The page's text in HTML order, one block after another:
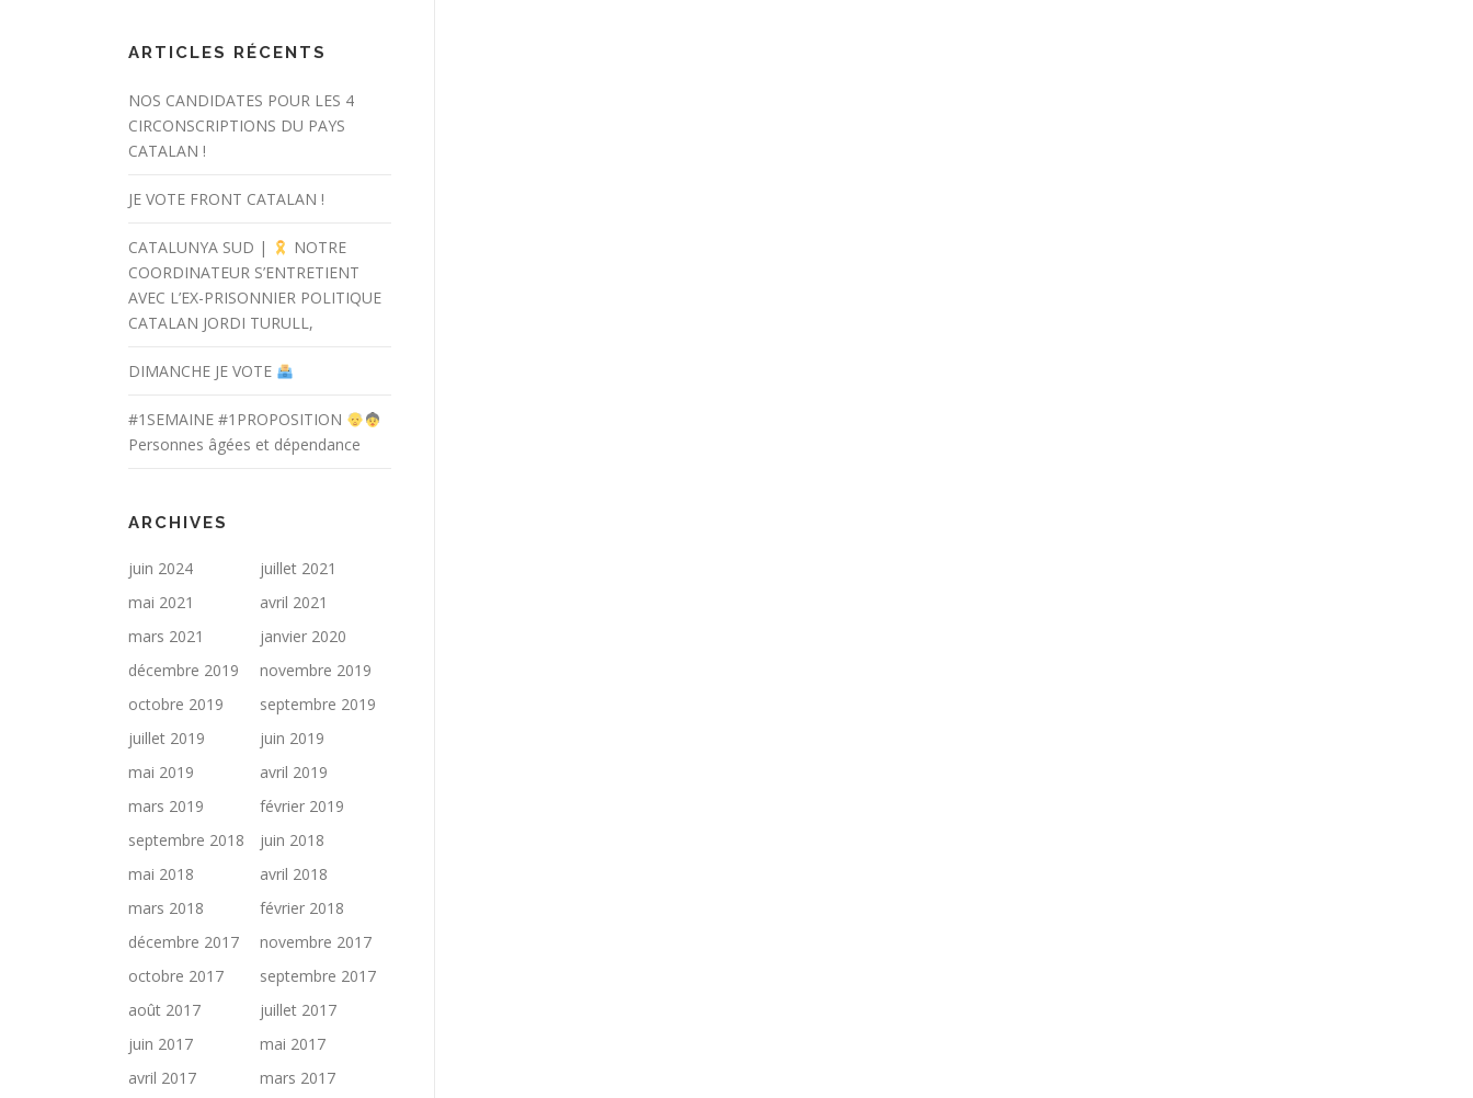
ARTICLES RÉCENTS
NOS CANDIDATES POUR LES 4
CIRCONSCRIPTIONS DU PAYS
CATALAN !
JE VOTE FRONT CATALAN !
CATALUNYA SUD |
NOTRE
COORDINATEUR S’ENTRETIENT
AVEC L’EX-PRISONNIER POLITIQUE
CATALAN JORDI TURULL,
DIMANCHE JE VOTE
#1SEMAINE #1PROPOSITION
Personnes âgées et dépendance
ARCHIVES
juin 2024
juillet 2021
mai 2021
avril 2021
mars 2021
janvier 2020
décembre 2019
novembre 2019
octobre 2019
septembre 2019
juillet 2019
juin 2019
mai 2019
avril 2019
mars 2019
février 2019
septembre 2018
juin 2018
mai 2018
avril 2018
mars 2018
février 2018
décembre 2017
novembre 2017
octobre 2017
septembre 2017
août 2017
juillet 2017
juin 2017
mai 2017
avril 2017
mars 2017